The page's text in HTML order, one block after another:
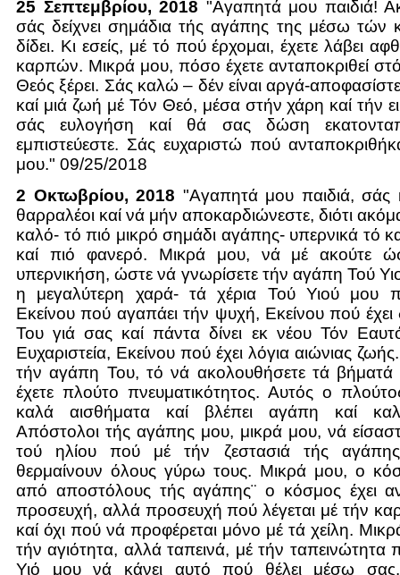
25 Σεπτεμβρίου, 2018 "Αγαπητά μου παιδιά!
σάς δείχνει σημάδια τής αγάπης της μέσω
δίδει. Κι εσείς, μέ τό πού έρχομαι, έχετε λάβει
καρπών. Μικρά μου, πόσο έχετε ανταποκριθεί
Θεός ξέρει. Σάς καλώ – δέν είναι αργά-
καί μιά ζωή μέ Τόν Θεό, μέσα στήν χάρη καί τήν
σάς ευλογήση καί θά σας δώση
εμπιστεύεστε. Σάς ευχαριστώ πού
μου." 09/25/2018
2 Οκτωβρίου, 2018 "Αγαπητά μου παιδιά, σάς
θαρραλέοι καί νά μήν αποκαρδιώνεστε, διότι
καλό- τό πιό μικρό σημάδι αγάπης- υπερνικά τό
καί πιό φανερό. Μικρά μου, νά μέ ακούτε
υπερνικήση, ώστε νά γνωρίσετε τήν αγάπη Τού
η μεγαλύτερη χαρά- τά χέρια Τού Υιού μου
Εκείνου πού αγαπάει τήν ψυχή, Εκείνου πού
Του γιά σας καί πάντα δίνει εκ νέου Τόν
Ευχαριστεία, Εκείνου πού έχει λόγια αιώνιας
τήν αγάπη Του, τό νά ακολουθήσετε τά βήματά
έχετε πλούτο πνευματικότητος. Αυτός ο
καλά αισθήματα καί βλέπει αγάπη καί
Απόστολοι τής αγάπης μου, μικρά μου, νά
τού ηλίου πού μέ τήν ζεστασιά τής
θερμαίνουν όλους γύρω τους. Μικρά μου, ο
από αποστόλους τής αγάπης¨ ο κόσμος έχει
προσευχή, αλλά προσευχή πού λέγεται μέ τήν
καί όχι πού νά προφέρεται μόνο μέ τά χείλη.
τήν αγιότητα, αλλά ταπεινά, μέ τήν ταπεινώτητα
Υιό μου νά κάνει αυτό πού θέλει μέσω